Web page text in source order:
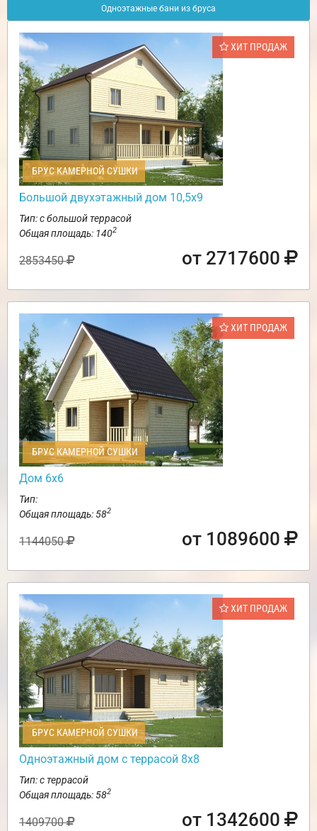
Одноэтажные бани из бруса
ХИТ ПРОДАЖ
БРУС КАМЕРНОЙ СУШКИ
Большой двухэтажный дом 10,5х9
Тип: с большой террасой
Общая площадь: 1402
2853450 от 2717600
ХИТ ПРОДАЖ
БРУС КАМЕРНОЙ СУШКИ
Дом 6х6
Тип:
Общая площадь: 582
1144050 от 1089600
ХИТ ПРОДАЖ
БРУС КАМЕРНОЙ СУШКИ
Одноэтажный дом с террасой 8х8
Тип: с террасой
Общая площадь: 582
1409700 от 1342600